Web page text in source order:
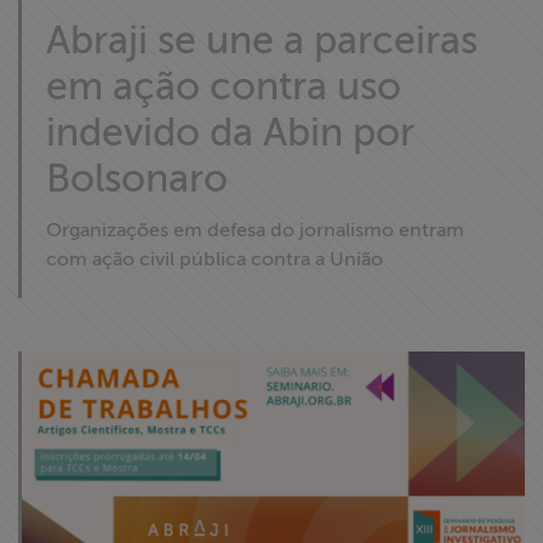
Liberdade de
Expressão
Projetos
Proteção Legal
Notícias
Associe-se
Doe para
Abraji se une a parceiras
em ação contra uso
indevido da Abin por
Bolsonaro
Organizações em defesa do jornalismo entram
com ação civil pública contra a União